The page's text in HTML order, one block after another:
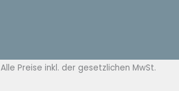
Alle Preise inkl. der gesetzlichen MwSt.